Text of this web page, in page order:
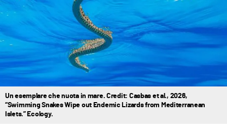
Un esemplare che nuota in mare. Credit: Casbas et al., 2026,
“Swimming Snakes Wipe out Endemic Lizards from Mediterranean
Islets.” Ecology.